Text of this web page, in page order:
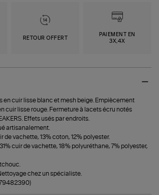
RETOUR OFFERT
PAIEMENT EN
3X,4X
en cuir lisse blanc et mesh beige. Empiècement
cuir lisse rouge. Fermeture à lacets écru notés
Effets usés par endroits.
artisanalement.
de vachette, 13% coton, 12% polyester.
cuir de vachette, 18% polyuréthane, 7% polyester,
chez un spécialiste.